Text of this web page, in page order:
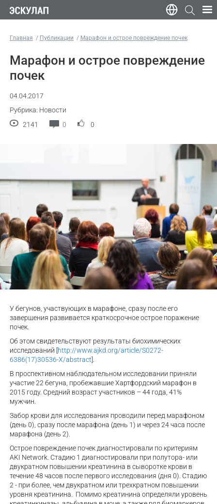
Главная Публикации Марафон и острое повреждение почек
Марафон и острое повреждение
почек
04.04.2017
Рубрика: Новости
2141
0 0
У бегунов, участвующих в марафоне, сразу после его
завершения развивается краткосрочное острое поражение
почек.
Об этом свидетельствуют результаты биохимических
исследований [http://www.ajkd.org/article/S0272-
6386(17)30536-X/abstract].
В проспективном наблюдательном исследовании приняли
участие 22 бегуна, пробежавшие Хартфордский марафон в
2015 году. Средний возраст участников – 44 года, 41%
мужчин.
Забор крови для исследования проводили перед марафоном
(день 0), сразу после марафона (день 1) и через 24 часа после
марафона (день 2).
Острое повреждение почек диагностировали по критериям
AKI Network. Стадию 1 диагностировали при полутора- или
двукратном повышении креатинина в сыворотке крови в
течение 48 часов после первого исследования (дня 0). Стадию
2 - при более, чем двукратном или трехкратном повышении
уровня креатинина. Помимо креатинина определяли уровень